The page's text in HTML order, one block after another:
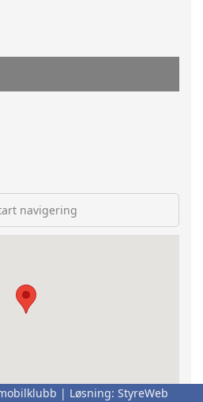
navigering
| Løsning: StyreWeb